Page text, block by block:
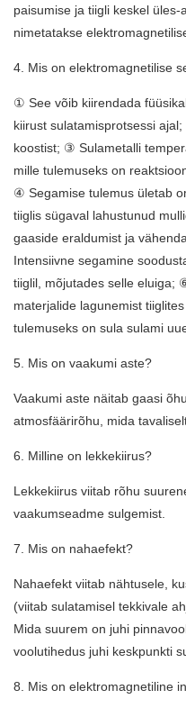
paisumise ja tiigli keskel
nimetatakse
4. Mis on elektromagnetilise
① See võib kiirendada
kiirust sulatamisprotsessi
koostist; ③ Sulametalli
mille tulemuseks on
④ Segamise tulemus ületab
tiiglis sügaval lahustunud
gaaside eraldumist ja
Intensiivne segamine
tiiglil, mõjutades selle eluiga;
materjalide lagunemist
tulemuseks on sula sulami
5. Mis on vaakumi aste?
Vaakumi aste näitab gaasi
atmosfäärirõhu, mida
6. Milline on lekkekiirus?
Lekkekiirus viitab rõhu
vaakumseadme sulgemist.
7. Mis on nahaefekt?
Nahaefekt viitab nähtusele,
(viitab sulatamisel tekkivale
Mida suurem on juhi
voolutihedus juhi keskpunkti
8. Mis on elektromagnetiline